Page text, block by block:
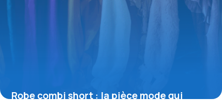
Robe combi short : la pièce mode qui